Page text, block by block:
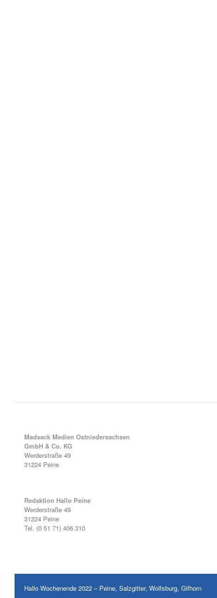
Madsack Medien Ostniedersachsen
GmbH & Co. KG
Werderstraße 49
31224 Peine
Redaktion Hallo Peine
Werderstraße 49
31224 Peine
Tel. (0 51 71) 406 310
Hallo Wochenende 2022 – Peine, Salzgitter, Wolfsburg, Gifhorn